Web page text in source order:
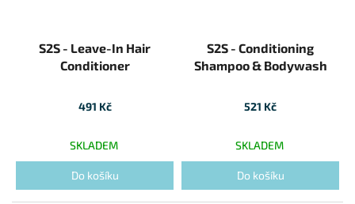
S2S - Leave-In Hair
Conditioner
491 Kč
SKLADEM
Do košíku
S2S - Conditioning
Shampoo & Bodywash
521 Kč
SKLADEM
Do košíku